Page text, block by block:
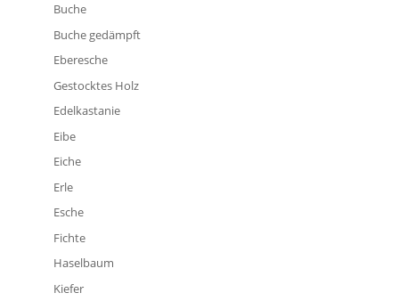
Buche
Buche gedämpft
Eberesche
Gestocktes Holz
Edelkastanie
Eibe
Eiche
Erle
Esche
Fichte
Haselbaum
Kiefer